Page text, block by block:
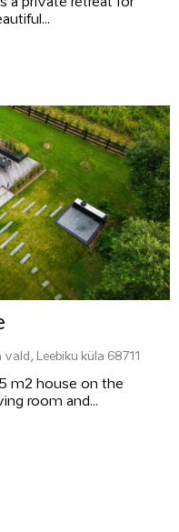
vald, Leebiku küla 68711
m2 house on the
room and...